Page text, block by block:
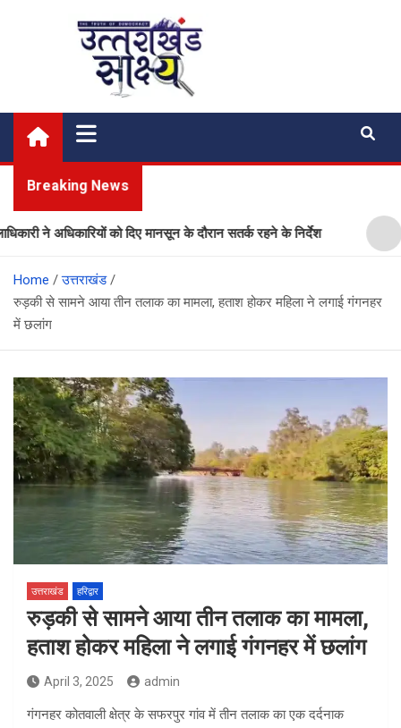
Uttarakhand Shakshya
My News Portal
Breaking News
ने अधिकारियों को दिए मानसून के दौरान सतर्क रहने के निर्देश
Home
उत्तराखंड
रुड़की से सामने आया तीन तलाक का मामला, हताश होकर महिला ने लगाई गंगनहर
में छलांग
उत्तराखंड हरिद्वार
रुड़की से सामने आया तीन तलाक का मामला,
हताश होकर महिला ने लगाई गंगनहर में छलांग
April 3, 2025 admin
गंगनहर कोतवाली क्षेत्र के सफरपुर गांव में तीन तलाक का एक दर्दनाक